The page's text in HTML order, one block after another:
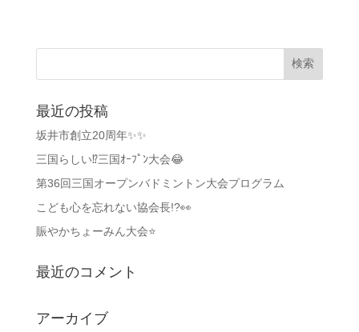
最近の投稿
坂井市創立20周年✨✨
三国らしい⁉️三国ｵｰﾌﾟﾝ大会😂
第36回三国オープンバドミントン大会プログラム
こども心を忘れない協会長!?👀
賑やかちょーみん大会⭐
最近のコメント
アーカイブ